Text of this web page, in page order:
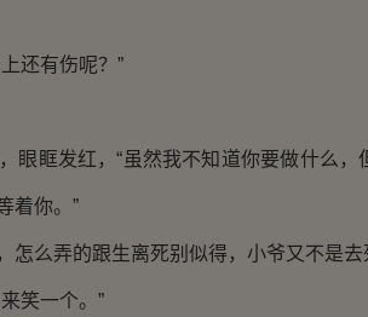
还有伤呢？”
眶发红，“虽然我不知道你要做什么，
着你。”
么弄的跟生离死别似得，小爷又不是去
笑一个。”